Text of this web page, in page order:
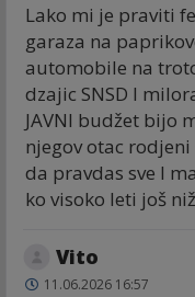
Lako mi je praviti
garaza na
automobile na
dzajic SNSD I
JAVNI budžet bijo
njegov otac
da pravdas sve I
ko visoko leti još
Vito
11.06.2026 16:57